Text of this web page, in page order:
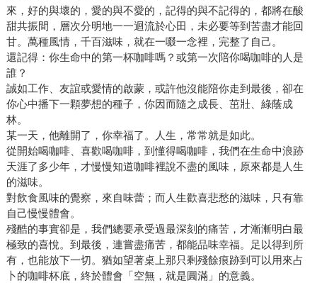
來，好的與壞的，愛的與不愛的，記得的與不記得的，都將在酸
甜共振間，層次分明地一一迴流於心田，未必要等到苦盡才能回
甘。萬種風情，千百滋味，就在一啜一念裡，完整了自己。
還記得：你生命中的第一杯咖啡嗎？或第一次陪你喝咖啡的人是
誰？
誠如工作、友誼或愛情的啟蒙，或許他沒能陪你走到最後，卻在
你心中播下一顆夢想的種子，你因而隨之成長、茁壯、綠蔭成
林。
某一天，他離開了，你幸福了。人生，常常就是如此。
從開始喝咖啡、喜歡喝咖啡，到懂得喝咖啡，我們在生命中浪跡
天涯了多少年，才慢慢知道咖啡裡說不盡的風味，原來都是人生
的滋味。
對飲食風味的覺察，來自味蕾；而人生歡喜悲愁的滋味，只有靠
自己慢慢體會。
殘酷的事實卻是，我們總要承受過最深刻的痛苦，才漸漸明白最
極致的喜悅。到最後，連嘗盡痛苦，都能品味幸福。足以得到所
有，也能放下一切。猶如望著桌上那只剩殘餘痕跡到可以用來占
卜的咖啡杯底，終於體會「空無，就是圓滿」的意義。